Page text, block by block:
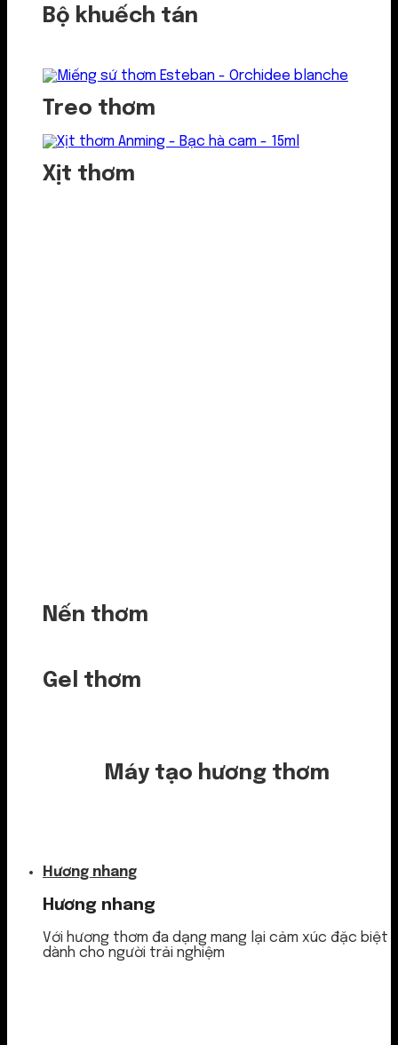
Bộ khuếch tán
Treo thơm
Xịt thơm
Nến thơm
Gel thơm
Máy tạo hương thơm
Hương nhang
Hương nhang
Với hương thơm đa dạng mang lại cảm xúc đặc biệt
dành cho người trải nghiệm